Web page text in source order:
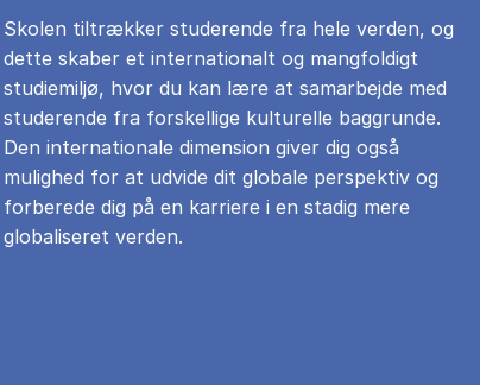
Skolen tiltrækker studerende fra hele verden, og
dette skaber et internationalt og mangfoldigt
studiemiljø, hvor du kan lære at samarbejde med
studerende fra forskellige kulturelle baggrunde.
Den internationale dimension giver dig også
mulighed for at udvide dit globale perspektiv og
forberede dig på en karriere i en stadig mere
globaliseret verden.